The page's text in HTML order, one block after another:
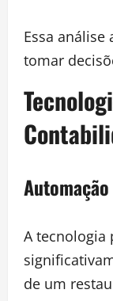
Essa
tomar
A tecnologia
de um